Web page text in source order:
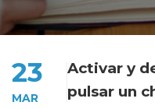
23
MAR
Activar y
pulsar un